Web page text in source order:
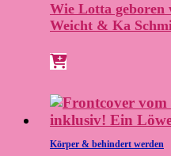
Wie Lotta geboren
Weicht & Ka
Körper & behindert werden